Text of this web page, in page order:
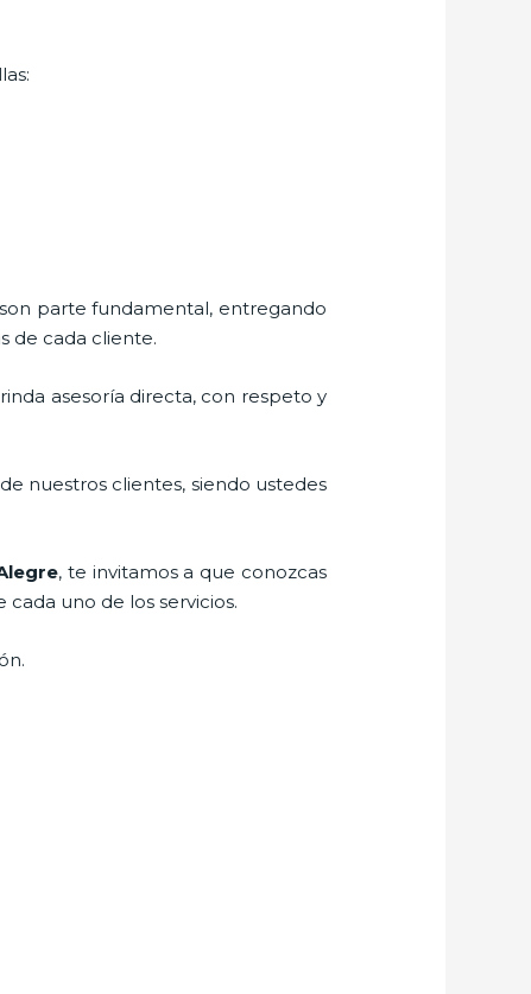
parte fundamental, entregando
de cada cliente.
asesoría directa, con respeto y
nuestros clientes, siendo ustedes
, te invitamos a que conozcas
uno de los servicios.